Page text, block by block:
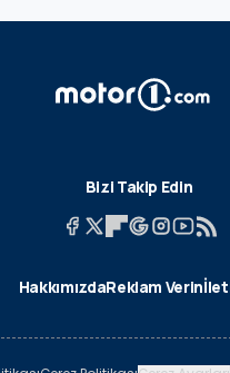
Bizi Takip Edin
HakkımızdaReklam Verin